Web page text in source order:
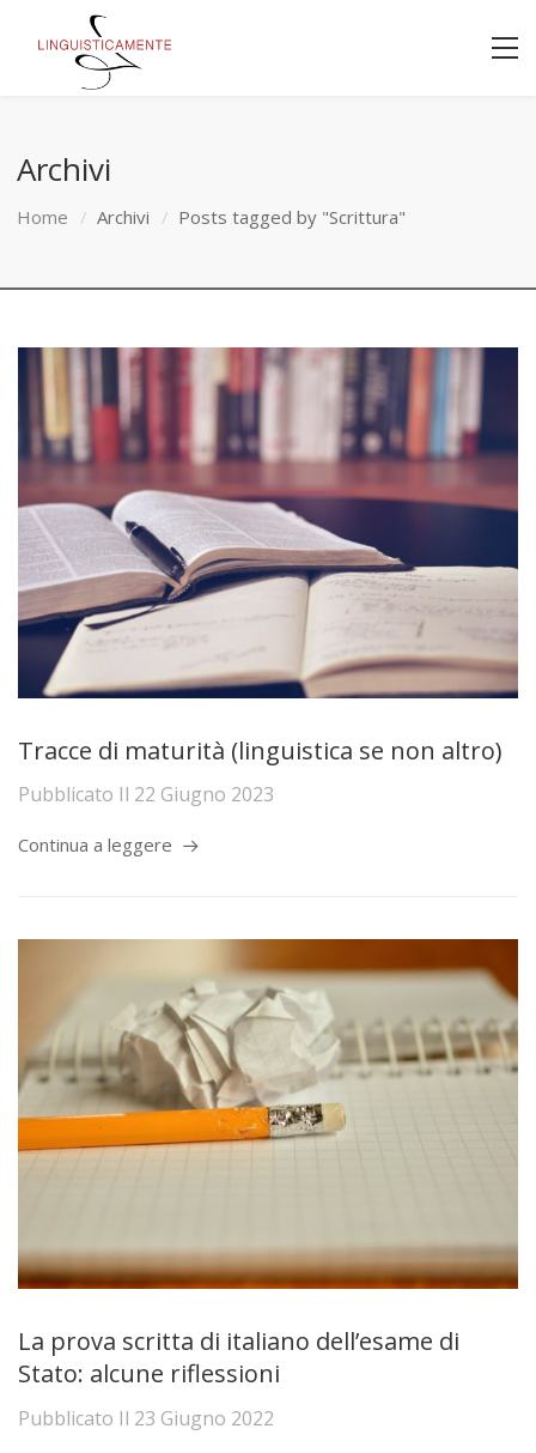
Archivi
Home Archivi Posts tagged by "Scrittura"
Tracce di maturità (linguistica se non altro)
Pubblicato Il 22 Giugno 2023
Continua a leggere
La prova scritta di italiano dell’esame di
Stato: alcune riflessioni
Pubblicato Il 23 Giugno 2022